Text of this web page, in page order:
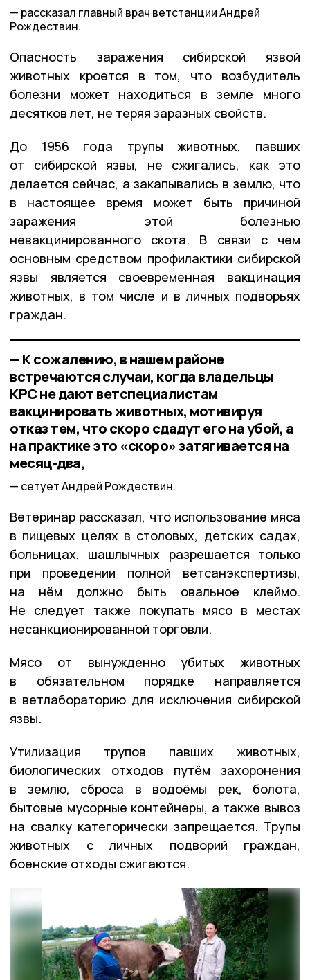
рассказал главный врач ветстанции Андрей
Рождествин.
Опасность заражения сибирской язвой
животных кроется в том, что возбудитель
болезни может находиться в земле много
десятков лет, не теряя заразных свойств.
До 1956 года трупы животных, павших
от сибирской язвы, не сжигались, как это
делается сейчас, а закапывались в землю, что
в настоящее время может быть причиной
заражения этой болезнью
невакцинированного скота. В связи с чем
основным средством профилактики сибирской
язвы является своевременная вакцинация
животных, в том числе и в личных подворьях
граждан.
— К сожалению, в нашем районе
встречаются случаи, когда владельцы
КРС не дают ветспециалистам
вакцинировать животных, мотивируя
отказ тем, что скоро сдадут его на убой, а
на практике это «скоро» затягивается на
месяц-два,
сетует Андрей Рождествин.
Ветеринар рассказал, что использование мяса
в пищевых целях в столовых, детских садах,
больницах, шашлычных разрешается только
при проведении полной ветсанэкспертизы,
на нём должно быть овальное клеймо.
Не следует также покупать мясо в местах
несанкционированной торговли.
Мясо от вынужденно убитых животных
в обязательном порядке направляется
в ветлабораторию для исключения сибирской
язвы.
Утилизация трупов павших животных,
биологических отходов путём захоронения
в землю, сброса в водоёмы рек, болота,
бытовые мусорные контейнеры, а также вывоз
на свалку категорически запрещается. Трупы
животных с личных подворий граждан,
боенские отходы сжигаются.